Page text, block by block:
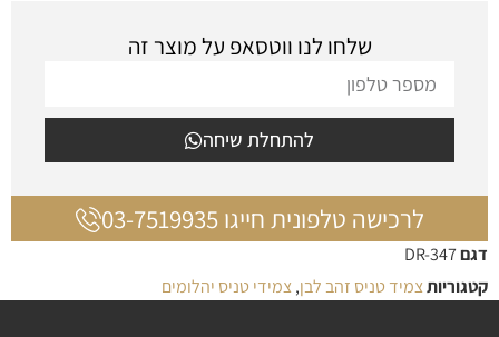
שלחו לנו ווטסאפ על מוצר זה
להתחלת שיחה
לרכישה טלפונית חייגו 03-7519935
דגםDR-347
קטגוריותצמיד טניס זהב לבן,צמידי טניס יהלומים